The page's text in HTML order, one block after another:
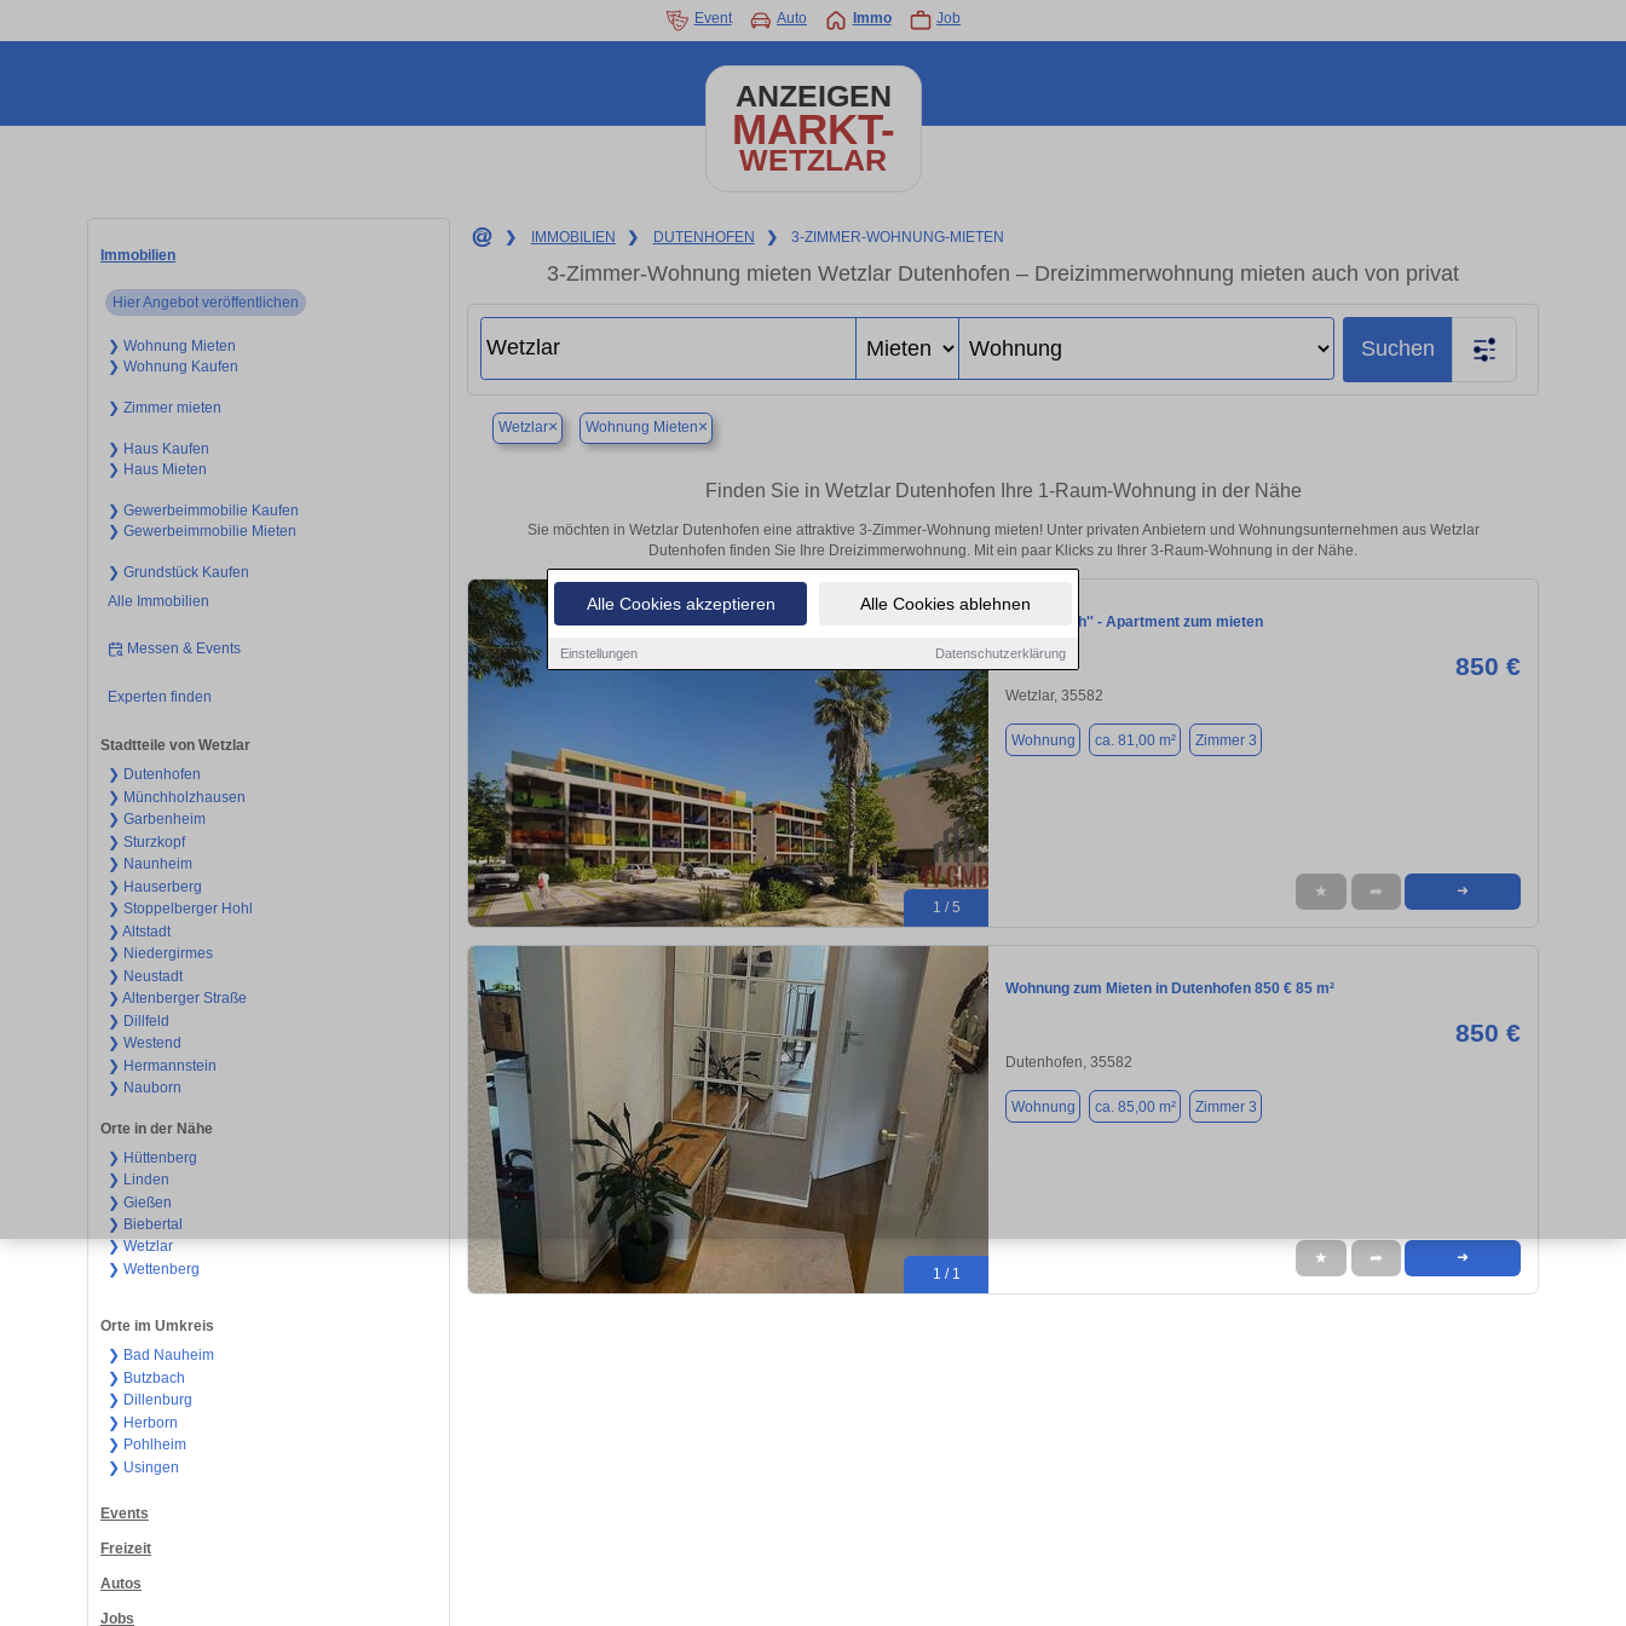
Alle Cookies akzeptieren Alle Cookies ablehnen
Einstellungen Datenschutzerklärung
Event Auto Immo Job
ANZEIGEN
MARKT-
WETZLAR
Immobilien
Hier Angebot veröffentlichen
❯ Wohnung Mieten
❯ Wohnung Kaufen
❯ Zimmer mieten
❯ Haus Kaufen
❯ Haus Mieten
❯ Gewerbeimmobilie Kaufen
❯ Gewerbeimmobilie Mieten
❯ Grundstück Kaufen
Alle Immobilien
Messen & Events
Experten finden
Stadtteile von Wetzlar
❯ Dutenhofen
❯ Münchholzhausen
❯ Garbenheim
❯ Sturzkopf
❯ Naunheim
❯ Hauserberg
❯ Stoppelberger Hohl
❯ Altstadt
❯ Niedergirmes
❯ Neustadt
❯ Altenberger Straße
❯ Dillfeld
❯ Westend
❯ Hermannstein
❯ Nauborn
Orte in der Nähe
❯ Hüttenberg
❯ Linden
❯ Gießen
❯ Biebertal
❯ Wetzlar
❯ Wettenberg
Orte im Umkreis
❯ Bad Nauheim
❯ Butzbach
❯ Dillenburg
❯ Herborn
❯ Pohlheim
❯ Usingen
Events
Freizeit
Autos
Jobs
❯ IMMOBILIEN ❯ DUTENHOFEN ❯ 3-ZIMMER-WOHNUNG-MIETEN
3-Zimmer-Wohnung mieten Wetzlar Dutenhofen – Dreizimmerwohnung mieten auch von privat
Suchen
Wetzlar× Wohnung Mieten×
Finden Sie in Wetzlar Dutenhofen Ihre 1-Raum-Wohnung in der Nähe
Sie möchten in Wetzlar Dutenhofen eine attraktive 3-Zimmer-Wohnung mieten! Unter privaten Anbietern und Wohnungsunternehmen aus Wetzlar
Dutenhofen finden Sie Ihre Dreizimmerwohnung. Mit ein paar Klicks zu Ihrer 3-Raum-Wohnung in der Nähe.
1 / 5
''The Beach'' - Apartment zum mieten
850 €
Wetzlar, 35582
Wohnung ca. 81,00 m² Zimmer 3
★ ➦ ➜
1 / 1
Wohnung zum Mieten in Dutenhofen 850 € 85 m²
850 €
Dutenhofen, 35582
Wohnung ca. 85,00 m² Zimmer 3
★ ➦ ➜